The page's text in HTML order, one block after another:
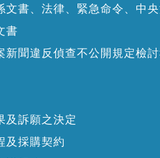
文書、法律、緊急命令、中
書
新聞違反偵查不公開規定檢
及訴願之決定
及採購契約